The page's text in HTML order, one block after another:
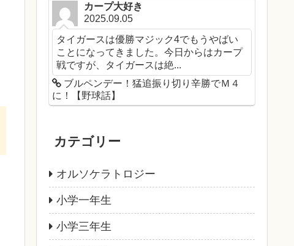
カープ大好き
2025.09.05
タイガースは優勝マジック4でもうやばい
ことになってきました。今日からはカープ
戦ですが、タイガースは絶...
ブルペンデー！猛追振り切り辛勝でＭ４
に！【野球話】
カテゴリー
オルソケラトロジー
小学一年生
小学三年生